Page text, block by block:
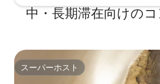
中・長期滞在向けの
スーパーホスト
スーパーホスト